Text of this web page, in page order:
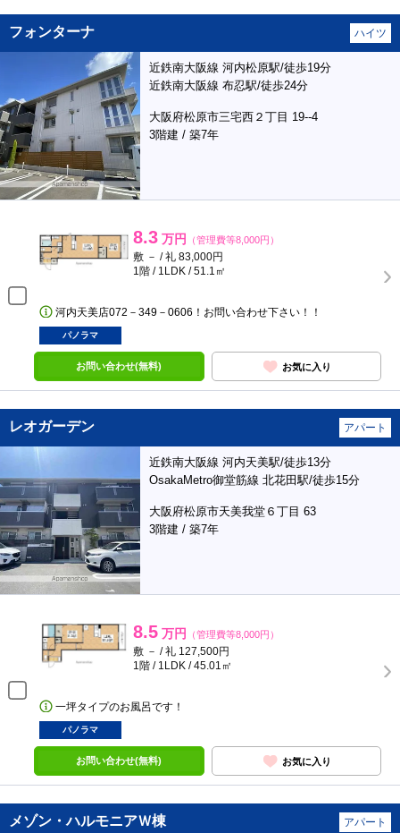
フォンターナ ハイツ
近鉄南大阪線 河内松原駅/徒歩19分
近鉄南大阪線 布忍駅/徒歩24分
大阪府松原市三宅西２丁目 19--4
3階建 / 築7年
8.3 万円 （管理費等8,000円）
敷 － / 礼 83,000円
1階 / 1LDK / 51.1㎡
河内天美店072－349－0606！お問い合わせ下さい！！
パノラマ
お問い合わせ(無料) お気に入り
レオガーデン アパート
近鉄南大阪線 河内天美駅/徒歩13分
OsakaMetro御堂筋線 北花田駅/徒歩15分
大阪府松原市天美我堂６丁目 63
3階建 / 築7年
8.5 万円 （管理費等8,000円）
敷 － / 礼 127,500円
1階 / 1LDK / 45.01㎡
一坪タイプのお風呂です！
パノラマ
お問い合わせ(無料) お気に入り
メゾン・ハルモニアＷ棟 アパート